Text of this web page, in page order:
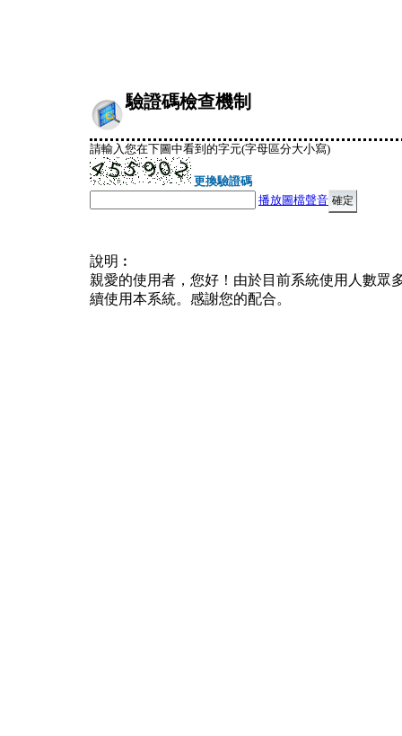
驗證碼檢查機制
請輸入您在下圖中看到的字元(字母區分大小寫)
更換驗證碼
播放圖檔聲音
說明︰
親愛的使用者，您好！由於目前系統使用人數眾
續使用本系統。感謝您的配合。